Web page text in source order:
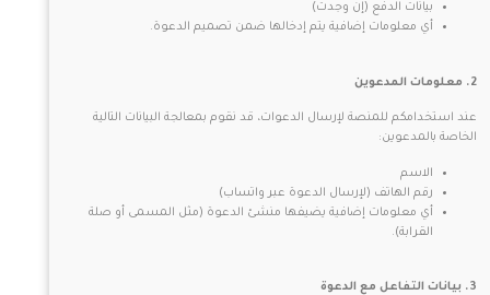
بيانات الدفع (إن وجدت)
أي معلومات إضافية يتم إدخالها ضمن تصميم الدعوة.
2. معلومات المدعوين
عند استخدامكم للمنصة لإرسال الدعوات، قد نقوم بمعالجة البيانات التالية
الخاصة بالمدعوين:
الاسم
رقم الهاتف (لإرسال الدعوة عبر واتساب)
أي معلومات إضافية يضيفها منشئ الدعوة (مثل المسمى أو صلة
القرابة).
3. بيانات التفاعل مع الدعوة